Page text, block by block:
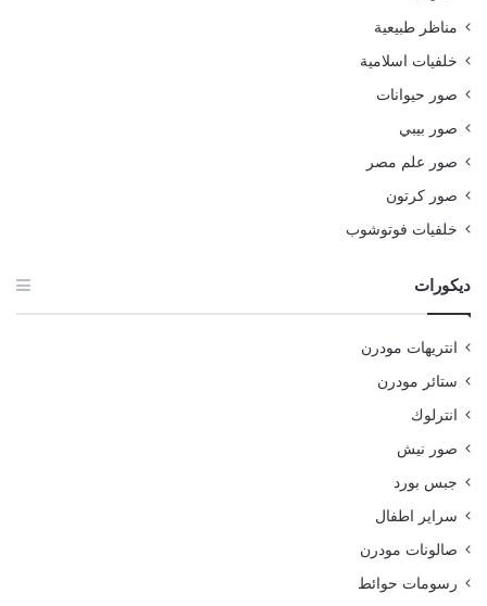
مناظر طبيعية
خلفيات اسلامية
صور حيوانات
صور بيبي
صور علم مصر
صور كرتون
خلفيات فوتوشوب
ديكورات
انتريهات مودرن
ستائر مودرن
انترلوك
صور نيش
جبس بورد
سراير اطفال
صالونات مودرن
رسومات حوائط